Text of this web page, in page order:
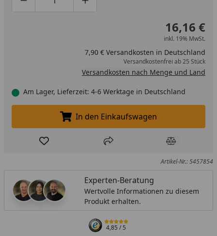
Produktmenge um eins verringern
Produktmenge manuell eingeben
Produktmenge um eins erhöhen
16,16 €
inkl. 19% MwSt.
7,90 € Versandkosten in Deutschland
Versandkostenfrei ab 25 Stück
Versandkosten nach Menge und Land
Am Lager, Lieferzeit: 4-6 Werktage in Deutschland
In den Einkaufswagen legen
In den Einkaufswagen
Produkt zur Wunschliste hinzufügen
Teilen Produkt
Artikel-Nr.: 5457854
Experten-Beratung
Wertvolle Informationen zu diesem
Produkt erhalten.
4,85/ 5